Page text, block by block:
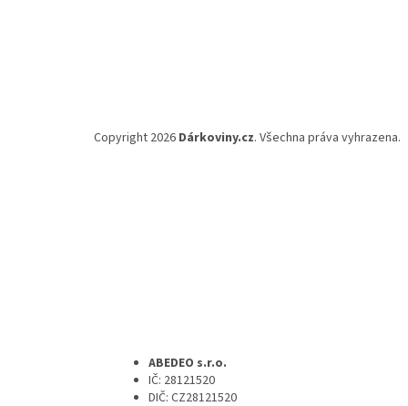
Copyright 2026 Dárkoviny.cz. Všechna práva vyhrazena.
ABEDEO s.r.o.
IČ: 28121520
DIČ: CZ28121520